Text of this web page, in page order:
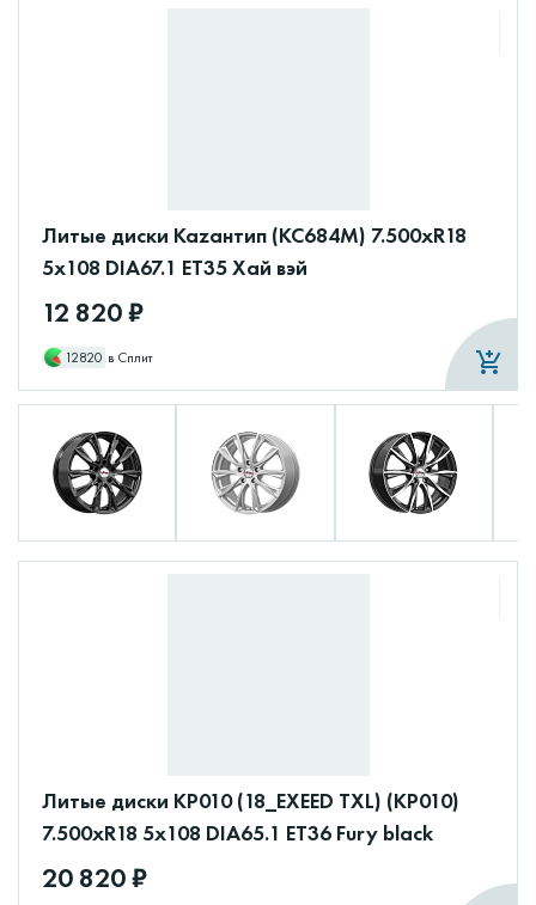
Литые диски Каzантип (КС684М) 7.500xR18
5x108 DIA67.1 ET35 Хай вэй
12 820 ₽
12820 в Сплит
Литые диски КР010 (18_EXEED TXL) (КР010)
7.500xR18 5x108 DIA65.1 ET36 Fury black
20 820 ₽